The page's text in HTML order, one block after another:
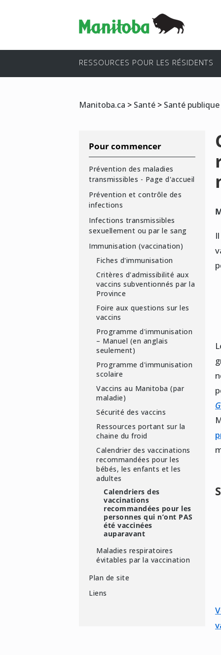
RESSOURCES POUR LES RÉSIDENTS
Manitoba.ca > Santé > Santé publique
Pour commencer
Prévention des maladies
transmissibles - Page d'accueil
Prévention et contrôle des
infections
Infections transmissibles
sexuellement ou par le sang
Immunisation (vaccination)
Fiches d'immunisation
Critères d'admissibilité aux
vaccins subventionnés par la
Province
Foire aux questions sur les
vaccins
Programme d'immunisation
– Manuel (en anglais
seulement)
Programme d'immunisation
scolaire
Vaccins au Manitoba (par
maladie)
Sécurité des vaccins
Ressources portant sur la
chaine du froid
Calendrier des vaccinations
recommandées pour les
bébés, les enfants et les
adultes
Calendriers des
vaccinations
recommandées pour les
personnes qui n’ont PAS
été vaccinées
auparavant
Maladies respiratoires
évitables par la vaccination
Plan de site
Liens